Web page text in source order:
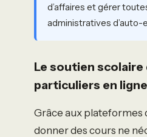
d’affaires et gérer
administratives d’auto-
Le soutien
particuliers en ligne
Grâce aux plateformes
donner des cours ne